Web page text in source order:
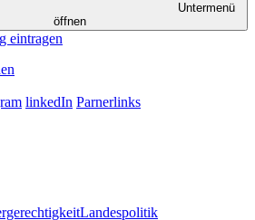
Untermenü
öffnen
eintragen
linkedIn Parnerlinks
Landespolitik